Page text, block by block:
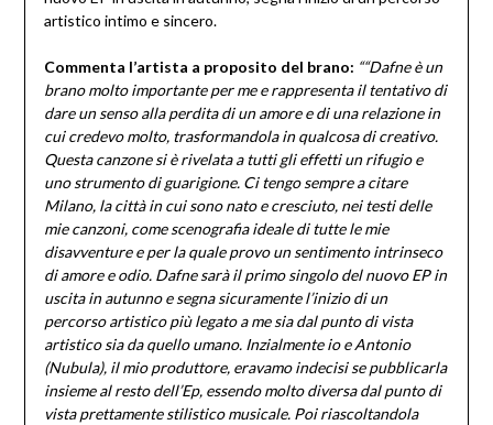
artistico intimo e sincero.
Commenta l’artista a proposito del brano: ““Dafne è un
brano molto importante per me e rappresenta il tentativo di
dare un senso alla perdita di un amore e di una relazione in
cui credevo molto, trasformandola in qualcosa di creativo.
Questa canzone si è rivelata a tutti gli effetti un rifugio e
uno strumento di guarigione. Ci tengo sempre a citare
Milano, la città in cui sono nato e cresciuto, nei testi delle
mie canzoni, come scenografia ideale di tutte le mie
disavventure e per la quale provo un sentimento intrinseco
di amore e odio. Dafne sarà il primo singolo del nuovo EP in
uscita in autunno e segna sicuramente l’inizio di un
percorso artistico più legato a me sia dal punto di vista
artistico sia da quello umano. Inzialmente io e Antonio
(Nubula), il mio produttore, eravamo indecisi se pubblicarla
insieme al resto dell’Ep, essendo molto diversa dal punto di
vista prettamente stilistico musicale. Poi riascoltandola